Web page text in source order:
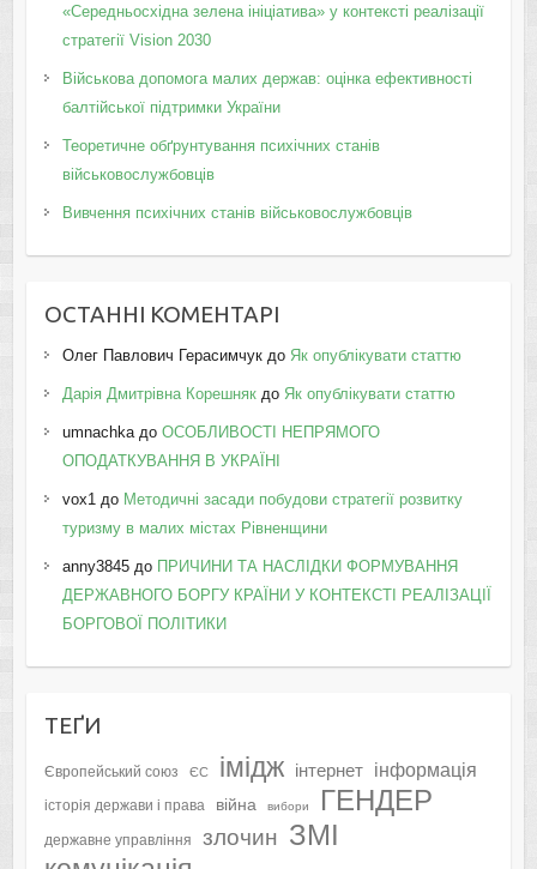
«Середньосхідна зелена ініціатива» у контексті реалізації
стратегії Vision 2030
Військова допомога малих держав: оцінка ефективності
балтійської підтримки України
Теоретичне обґрунтування психічних станів
військовослужбовців
Вивчення психічних станів військовослужбовців
ОСТАННІ КОМЕНТАРІ
Олег Павлович Герасимчукдо Як опублікувати статтю
Дарія Дмитрівна Корешнякдо Як опублікувати статтю
umnachkaдо ОСОБЛИВОСТІ НЕПРЯМОГО
ОПОДАТКУВАННЯ В УКРАЇНІ
vox1 до Методичні засади побудови стратегії розвитку
туризму в малих містах Рівненщини
anny3845до ПРИЧИНИ ТА НАСЛІДКИ ФОРМУВАННЯ
ДЕРЖАВНОГО БОРГУ КРАЇНИ У КОНТЕКСТІ РЕАЛІЗАЦІЇ
БОРГОВОЇ ПОЛІТИКИ
ТЕҐИ
Європейський союз ЄС імідж інтернет інформація
історія держави і права війна вибори ГЕНДЕР
державне управління злочин ЗМІ